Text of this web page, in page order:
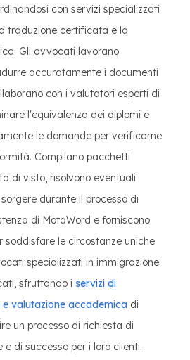
con servizi specializzati
traduzione certificata e la
Gli avvocati lavorano
accuratamente i documenti
con i valutatori esperti di
l'equivalenza dei diplomi e
le domande per verificarne
Compilano pacchetti
di visto, risolvono eventuali
durante il processo di
di MotaWord e forniscono
soddisfare le circostanze uniche
specializzati in immigrazione
sfruttando i servizi di
valutazione accademica di
un processo di richiesta di
di successo per i loro clienti.